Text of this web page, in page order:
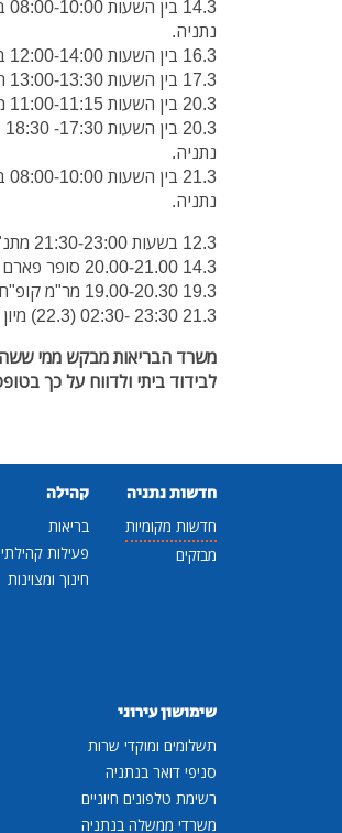
נתניה.
16.3 בין השעות 12:00-14:00 בית מרקחת "הנשיא" רחוב שד' ויצמן 36, נתניה.
17.3 בין השעות 13:00-13:30 חנות "אסטרל" מדרחוב קרואזה 8, נתניה.
20.3 בין השעות 11:00-11:15 מכולת "אליקו" רח' גולומב 1, נתניה.
נתניה.
נתניה.
12.3 בשעות 21:30-23:00 מתנ"ס רמת ידין דורה, רח' נחום 35, נתניה.
14.3 20.00-21.00 סופר פארם – רחוב רמז 16 נתניה.
19.3 19.00-20.30 מר"מ קופ"ח כללית רחוב רזיאל 8 נתניה.
21.3 23:30 -02:30 (22.3) מיון בי"ח לניאדו, נתניה.
משרד הבריאות מבקש ממי ששהה
לבידוד ביתי ולדווח על כך
חדשות נתניה
חדשות מקומיות
מבזקים
קהילה
בריאות
פעילות
חינוך ומצוינות
שימושון עירוני
תשלומים ומוקדי שרות
סניפי דואר בנתניה
רשימת טלפונים חיוניים
משרדי ממשלה בנתניה